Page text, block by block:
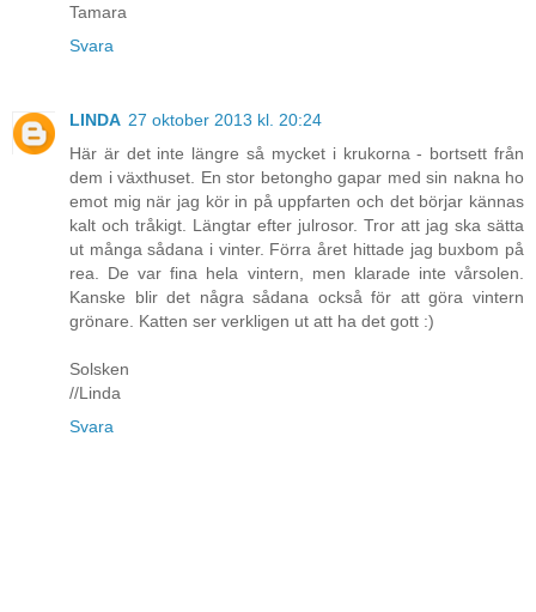
Tamara
Svara
LINDA 27 oktober 2013 kl. 20:24
Här är det inte längre så mycket i krukorna - bortsett från
dem i växthuset. En stor betongho gapar med sin nakna ho
emot mig när jag kör in på uppfarten och det börjar kännas
kalt och tråkigt. Längtar efter julrosor. Tror att jag ska sätta
ut många sådana i vinter. Förra året hittade jag buxbom på
rea. De var fina hela vintern, men klarade inte vårsolen.
Kanske blir det några sådana också för att göra vintern
grönare. Katten ser verkligen ut att ha det gott :)
Solsken
//Linda
Svara